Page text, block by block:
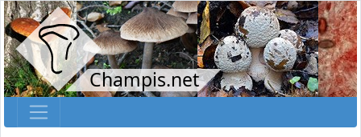
Champis.net